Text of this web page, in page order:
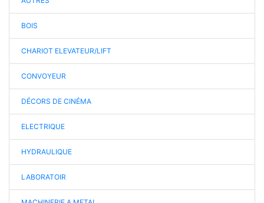
BOIS
CHARIOT ELEVATEUR/LIFT
CONVOYEUR
DÉCORS DE CINÉMA
ELECTRIQUE
HYDRAULIQUE
LABORATOIR